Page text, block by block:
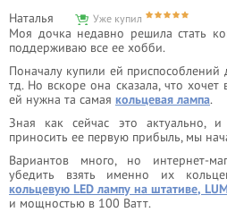
Наталья Уже купил
Моя дочка недавно решила стать
поддерживаю все ее хобби.
Поначалу купили ей
тд. Но вскоре она сказала, что хочет
ей нужна та самая кольцевая лампа.
Зная как сейчас это актуально,
приносить ее первую прибыль, мы
Вариантов много, но интернет-
убедить взять именно их
кольцевую LED лампу на штативе,
и мощностью в 100 Ватт.